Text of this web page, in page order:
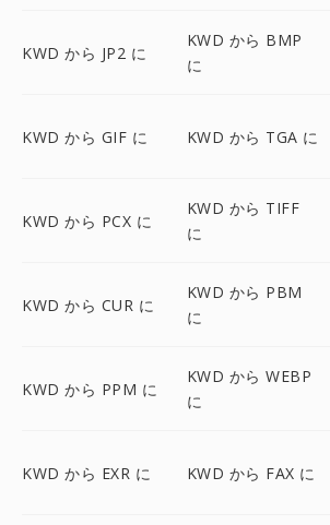
KWD から JP2 に
KWD から BMP
に
KWD から GIF に KWD から TGA に
KWD から PCX に
KWD から TIFF
に
KWD から CUR に
KWD から PBM
に
KWD から PPM に
KWD から WEBP
に
KWD から EXR に KWD から FAX に